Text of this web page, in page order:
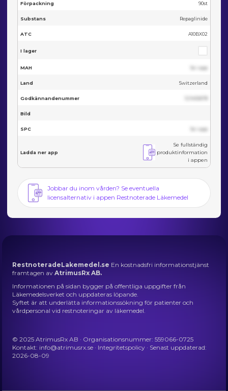
Förpackning 90st
Substans Repaglinide
ATC A10BX02
I lager
MAH Se i app
Land Switzerland
Godkännandenummer
Bild
SPC Se i app
Ladda ner app
Se fullständig
produktinformation
i appen
Jobbar du inom vården? Se eventuella
licensalternativ i appen Restnoterade Läkemedel
RestnoteradeLakemedel.se En kostnadsfri informationstjänst
framtagen avAtrimusRx AB.
Informationen på sidan bygger på offentliga uppgifter från
Läkemedelsverket och uppdateras löpande.
Syftet är att underlätta informationssökning för patienter och
vårdpersonal vid restnoteringar av läkemedel.
© 2025 AtrimusRx AB · Organisationsnummer: 559066-0725
Kontakt: info@atrimusrx.se · Integritetspolicy · Senast uppdaterad:
2026-08-09